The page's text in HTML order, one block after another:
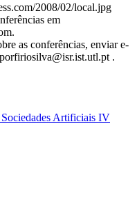
2008/02/local.jpg
em
as conferências, enviar e-
.
Sociedades Artificiais IV